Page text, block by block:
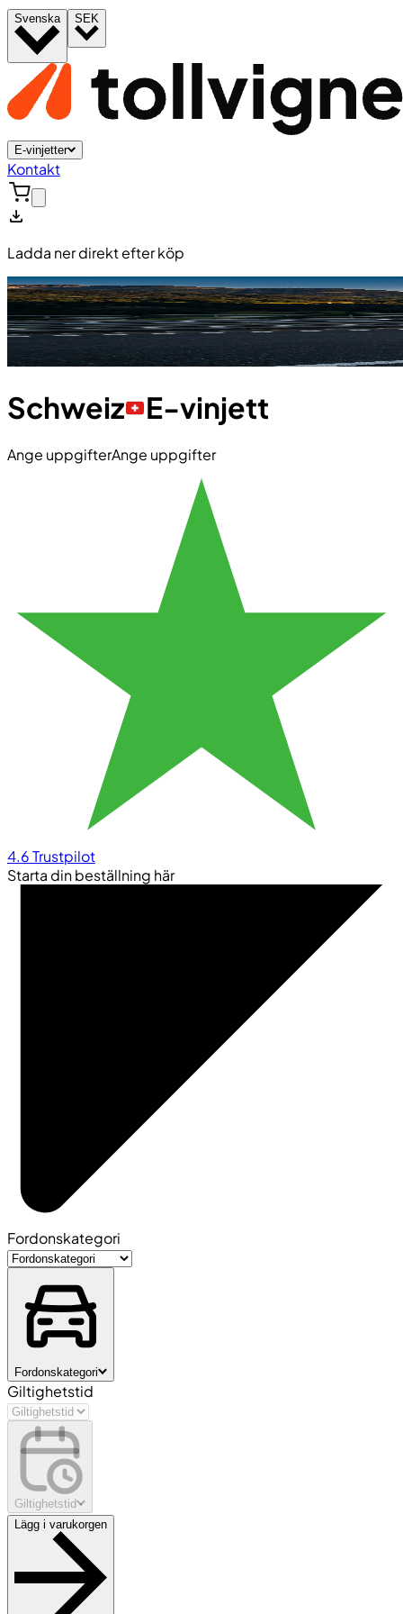
Svenska SEK
E-vinjetter
Kontakt
Ladda ner direkt efter köp
Schweiz E-vinjett
Ange uppgifterAnge uppgifter
4.6Trustpilot
Starta din beställning här
Fordonskategori
Fordonskategori
Giltighetstid
Giltighetstid
Lägg i varukorgen